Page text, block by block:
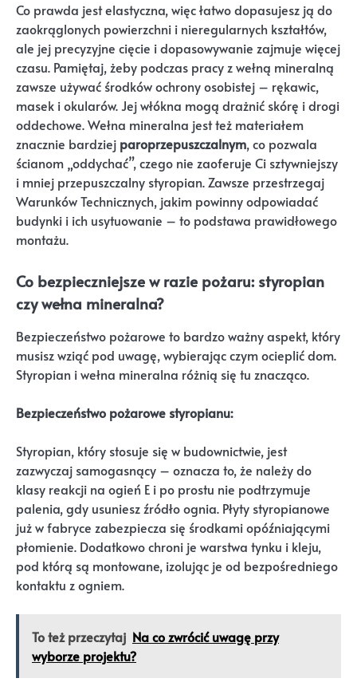
Co prawda jest elastyczna, więc łatwo dopasujesz ją do
zaokrąglonych powierzchni i nieregularnych kształtów,
ale jej precyzyjne cięcie i dopasowywanie zajmuje więcej
czasu. Pamiętaj, żeby podczas pracy z wełną mineralną
zawsze używać środków ochrony osobistej – rękawic,
masek i okularów. Jej włókna mogą drażnić skórę i drogi
oddechowe. Wełna mineralna jest też materiałem
znacznie bardziej paroprzepuszczalnym, co pozwala
ścianom „oddychać”, czego nie zaoferuje Ci sztywniejszy
i mniej przepuszczalny styropian. Zawsze przestrzegaj
Warunków Technicznych, jakim powinny odpowiadać
budynki i ich usytuowanie – to podstawa prawidłowego
montażu.
Co bezpieczniejsze w razie pożaru: styropian
czy wełna mineralna?
Bezpieczeństwo pożarowe to bardzo ważny aspekt, który
musisz wziąć pod uwagę, wybierając czym ocieplić dom.
Styropian i wełna mineralna różnią się tu znacząco.
Bezpieczeństwo pożarowe styropianu:
Styropian, który stosuje się w budownictwie, jest
zazwyczaj samogasnący – oznacza to, że należy do
klasy reakcji na ogień E i po prostu nie podtrzymuje
palenia, gdy usuniesz źródło ognia. Płyty styropianowe
już w fabryce zabezpiecza się środkami opóźniającymi
płomienie. Dodatkowo chroni je warstwa tynku i kleju,
pod którą są montowane, izolując je od bezpośredniego
kontaktu z ogniem.
To też przeczytaj Na co zwrócić uwagę przy
wyborze projektu?